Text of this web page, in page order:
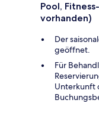
Pool,
vorhanden)
Der
geöffnet.
Für
Unterkunft